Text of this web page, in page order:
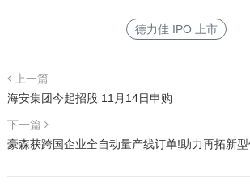
德力佳 IPO 上市
上一篇
海安集团今起招股 11月14日申购
下一篇
豪森获跨国企业全自动量产线订单!助力再拓新